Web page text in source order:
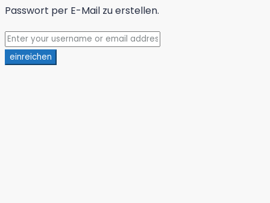
Passwort per E-Mail zu erstellen.
einreichen